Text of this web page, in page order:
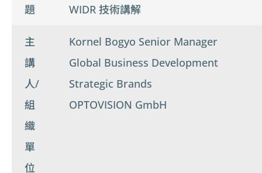
題
WIDR 技術講解
主
講
人/
組
織
單
位
Kornel Bogyo Senior Manager
Global Business Development
Strategic Brands
OPTOVISION GmbH